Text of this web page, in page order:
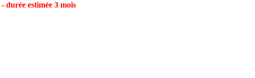
estimée 3 mois